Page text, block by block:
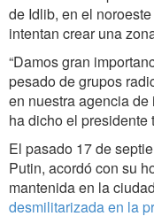
de Idlib, en el
intentan crear una
“Damos gran
pesado de grupos
en nuestra agencia de
ha dicho el presidente
El pasado 17 de
Putin, acordó con su
mantenida en la
desmilitarizada en la